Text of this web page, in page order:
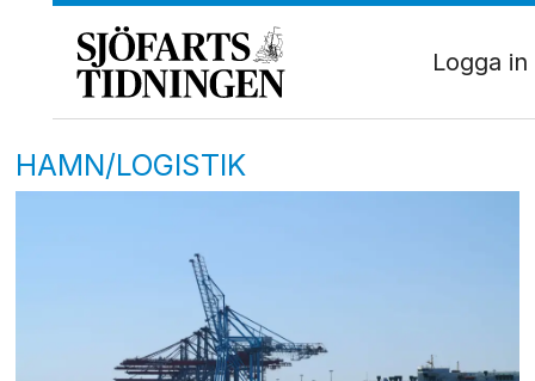
Logga in
HAMN/LOGISTIK